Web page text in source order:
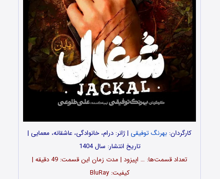
کارگردان: بهرنگ توفیقی | ژانر: درام، خانوادگی، عاشقانه، معمایی |
تاریخ انتشار: سال 1404
تعداد قسمت‌ها: … اپیزود | مدت زمان این قسمت: 49 دقیقه |
کیفیت: BluRay